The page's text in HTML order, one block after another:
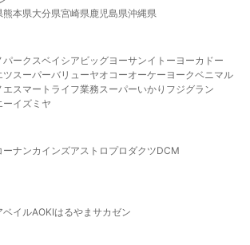
熊本県大分県宮崎県鹿児島県沖縄県
パークスベイシア ビッグヨーサンイトーヨーカドー
ツスーパーバリューヤオコーオーケー ヨークベニマル
エスマート ライフ業務スーパーいかり フジグラン
ーイズミヤ
ーナンカインズアストロプロダクツDCM
ベイルAOKIはるやま サカゼン